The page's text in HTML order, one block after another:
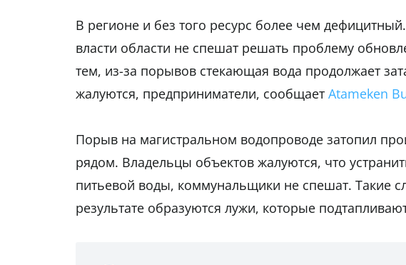
В регионе и без того ресурс более чем
власти области не спешат решать проблему
тем, из-за порывов стекающая вода продолжает
жалуются, предприниматели, сообщаетAtameken
Порыв на магистральном водопроводе затопил
рядом. Владельцы объектов жалуются, что
питьевой воды, коммунальщики не спешат. Такие
результате образуются лужи, которые